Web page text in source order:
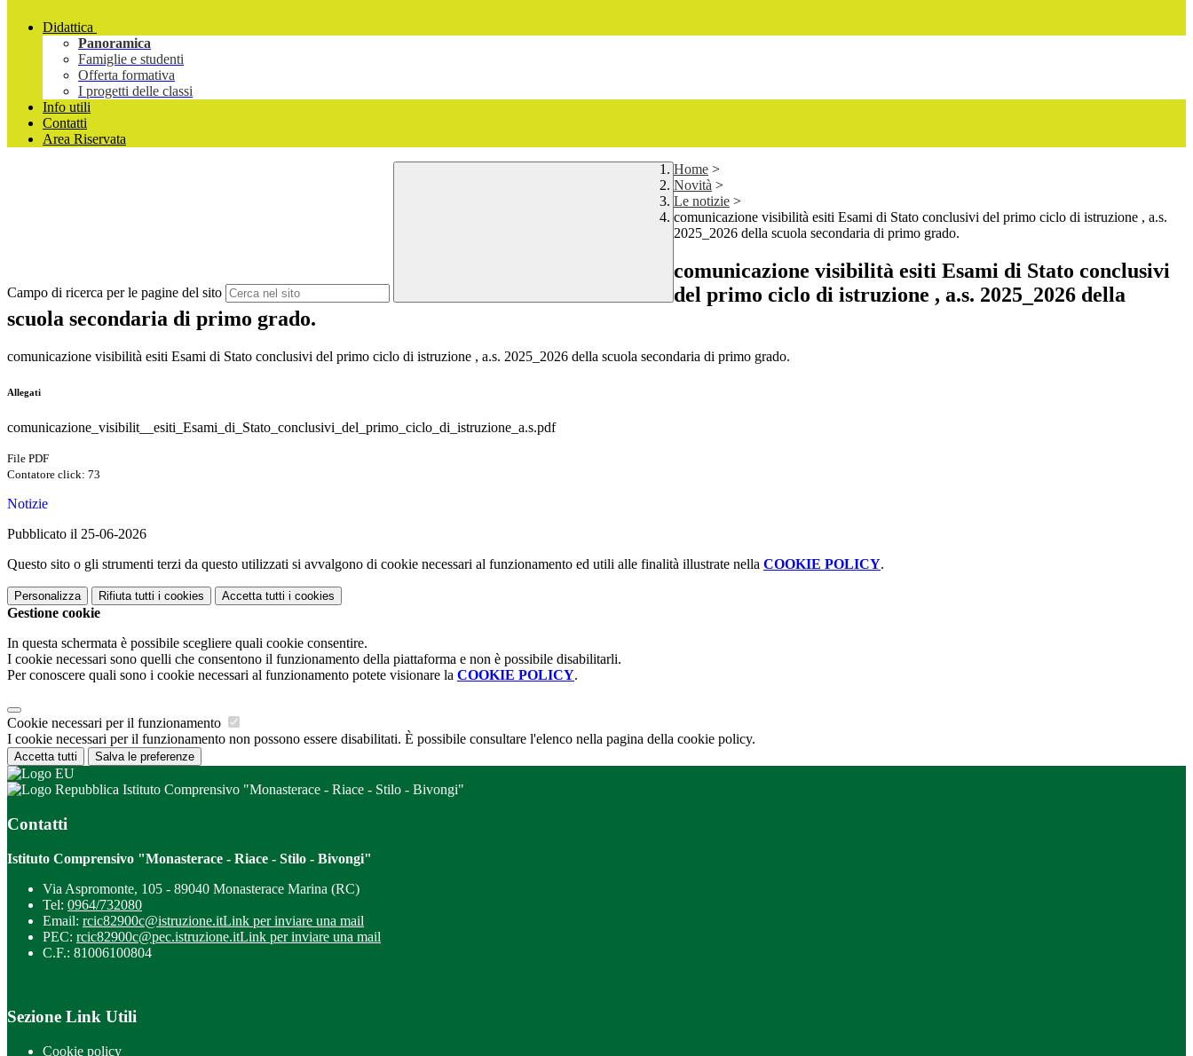
Didattica
Panoramica
Famiglie e studenti
Offerta formativa
I progetti delle classi
Info utili
Contatti
Area Riservata
Campo di ricerca per le pagine del sito
Home >
Novità >
Le notizie >
comunicazione visibilità esiti Esami di Stato conclusivi del primo ciclo di istruzione , a.s.
2025_2026 della scuola secondaria di primo grado.
comunicazione visibilità esiti Esami di Stato conclusivi
del primo ciclo di istruzione , a.s. 2025_2026 della
scuola secondaria di primo grado.
comunicazione visibilità esiti Esami di Stato conclusivi del primo ciclo di istruzione , a.s. 2025_2026 della scuola secondaria di primo grado.
Allegati
comunicazione_visibilit__esiti_Esami_di_Stato_conclusivi_del_primo_ciclo_di_istruzione_a.s.pdf
File PDF
Contatore click: 73
Notizie
Pubblicato il 25-06-2026
Questo sito o gli strumenti terzi da questo utilizzati si avvalgono di cookie necessari al funzionamento ed utili alle finalità illustrate nella COOKIE POLICY.
Personalizza Rifiuta tutti i cookies Accetta tutti i cookies
Gestione cookie
In questa schermata è possibile scegliere quali cookie consentire.
I cookie necessari sono quelli che consentono il funzionamento della piattaforma e non è possibile disabilitarli.
Per conoscere quali sono i cookie necessari al funzionamento potete visionare la COOKIE POLICY.
Cookie necessari per il funzionamento
I cookie necessari per il funzionamento non possono essere disabilitati. È possibile consultare l'elenco nella pagina della cookie policy.
Accetta tutti Salva le preferenze
Istituto Comprensivo "Monasterace - Riace - Stilo - Bivongi"
Contatti
Istituto Comprensivo "Monasterace - Riace - Stilo - Bivongi"
Via Aspromonte, 105 - 89040 Monasterace Marina (RC)
Tel: 0964/732080
Email: rcic82900c@istruzione.itLink per inviare una mail
PEC: rcic82900c@pec.istruzione.itLink per inviare una mail
C.F.: 81006100804
Sezione Link Utili
Cookie policy